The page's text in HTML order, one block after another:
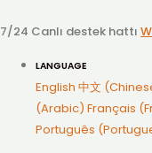
7/24 Canlı destek hattı
LANGUAGE
English 中文
(Arabic) Français
Português